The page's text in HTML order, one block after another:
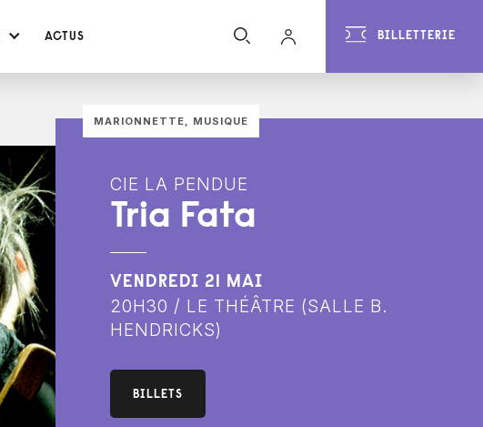
ACTUS BILLETTERIE
MARIONNETTE, MUSIQUE
CIE LA PENDUE
Tria Fata
VENDREDI 21 MAI
20H30 / LE THÉÂTRE (SALLE B.
HENDRICKS)
BILLETS